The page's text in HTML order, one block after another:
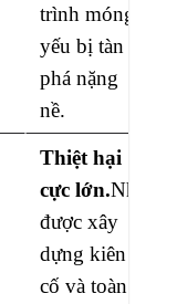
trình móng
yếu bị tàn
phá nặng
nề.
Thiệt hại
cực lớn.Nhà
được xây
dựng kiên
cố và toàn